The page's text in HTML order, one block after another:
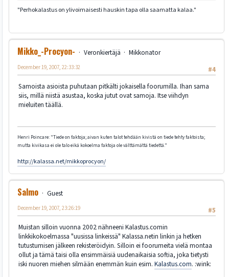
"Perhokalastus on ylivoimaisesti hauskin tapa olla saamatta kalaa."
Mikko_-Procyon- Veronkiertäjä
Mikkonator
#4
December 19, 2007, 22:33:32
Samoista asioista puhutaan pitkälti jokaisella foorumilla. Ihan sama
siis, millä niistä asustaa, koska jutut ovat samoja. Itse viihdyn
mieluiten täällä.
Henri Poincare: "Tiede on faktoja; aivan kuten talot tehdään kivistä on tiede tehty faktoista;
mutta kivikasa ei ole talo eikä kokoelma faktoja ole välttämättä tiedettä."
http://kalassa.net/mikkoprocyon/
Salmo
Guest
#5
December 19, 2007, 23:26:19
Muistan silloin vuonna 2002 nähneeni Kalastus.comin
linkkikokoelmassa "uusissa linkeissä" Kalassa.netin linkin ja hetken
tutustumisen jälkeen rekisteröidyin. Silloin ei foorumeita vielä montaa
ollut ja tämä taisi olla ensimmäisiä uudenaikaisia softia, joka tietysti
iski nuoren miehen silmään enemmän kuin esim. Kalastus.com. :wink: